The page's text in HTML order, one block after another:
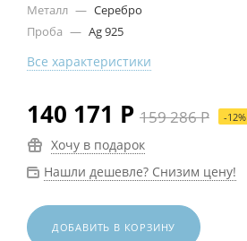
Металл — Серебро
Проба — Ag 925
Все характеристики
140 171 Р 159 286Р -12%
Хочу в подарок
Нашли дешевле? Снизим цену!
ДОБАВИТЬ В КОРЗИНУ